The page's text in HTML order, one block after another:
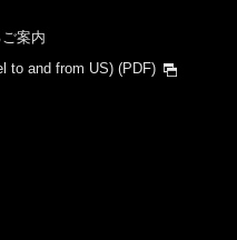
案内
to and from US) (PDF)